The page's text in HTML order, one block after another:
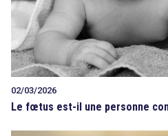
02/03/2026
Le fœtus est-il une personne